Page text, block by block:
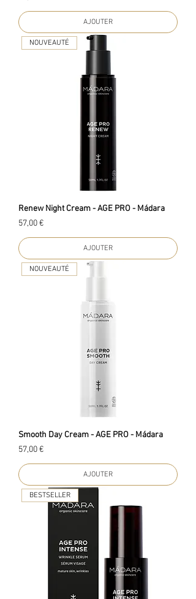
AJOUTER
NOUVEAUTÉ
Renew Night Cream - AGE PRO - Mádara
Prix
57,00 €
AJOUTER
NOUVEAUTÉ
Smooth Day Cream - AGE PRO - Mádara
Prix
57,00 €
AJOUTER
BESTSELLER